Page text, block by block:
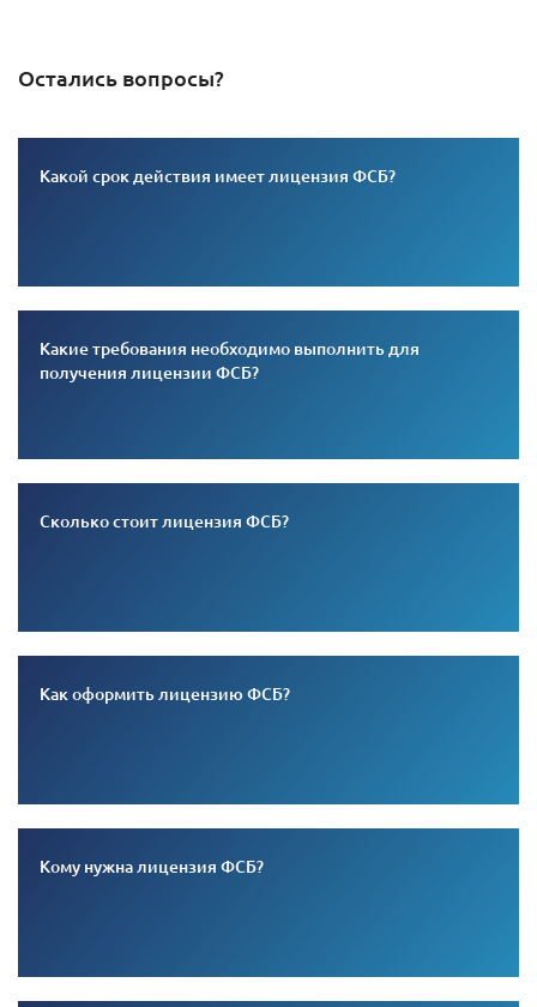
Остались вопросы?
Какой срок действия имеет лицензия ФСБ?
Какие требования необходимо выполнить для
получения лицензии ФСБ?
Сколько стоит лицензия ФСБ?
Как оформить лицензию ФСБ?
Кому нужна лицензия ФСБ?